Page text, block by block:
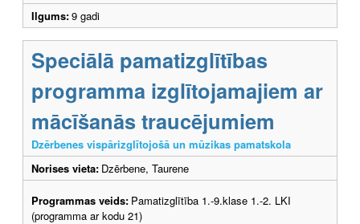
Ilgums:9 gadi
Speciālā pamatizglītības
programma izglītojamajiem ar
mācīšanās traucējumiem
Dzērbenes vispārizglītojošā un mūzikas pamatskola
Norises vieta: Dzērbene, Taurene
Programmas veids: Pamatizglītība 1.-9.klase 1.-2. LKI
(programma ar kodu 21)